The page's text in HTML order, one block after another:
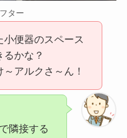
ター
小便器のスペース
るかな？
アルクさ～ん！
隣接する